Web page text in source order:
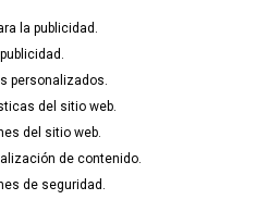
la publicidad.
personalizados.
del sitio web.
del sitio web.
de contenido.
de seguridad.